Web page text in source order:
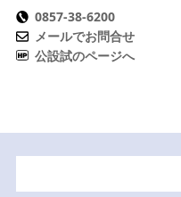
0857-38-6200
メールでお問合せ
公設試のページへ